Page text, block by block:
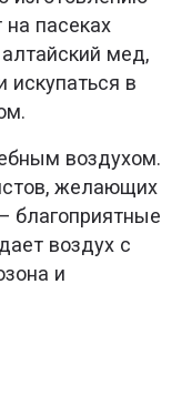
пасеках
мед,
искупаться в
воздухом.
желающих
благоприятные
воздух с
и